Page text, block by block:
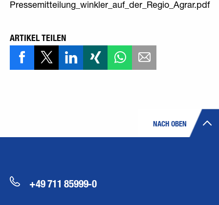
Pressemitteilung_winkler_auf_der_Regio_Agrar.pdf
ARTIKEL TEILEN
NACH OBEN
+49 711 85999-0